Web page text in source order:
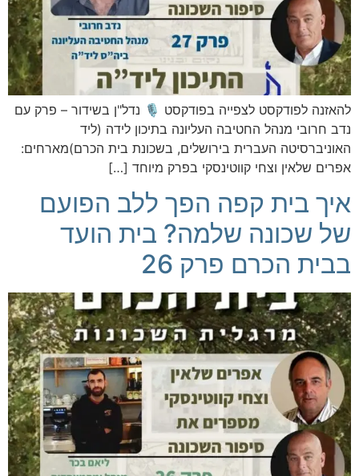
להאזנה לפודקסט לצפייה בפודקסט 🎙️ נדל"ן בשידור – פרק עם
נדב חרובי מנהל החטיבה העליונה בתיכון לידה (ליד
האוניברסיטה העברית בירושלים, בשכונת בית הכרם)מארחים:
אפרים שלאין וצחי קווטינסקי בפרק מיוחד […]
איך בית קפה הפך ללב הפועם
של שכונה שלמה? בית הועד
בבית הכרם פרק 26